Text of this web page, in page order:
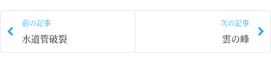
前の記事
水道管破裂
次の記事
雲の峰